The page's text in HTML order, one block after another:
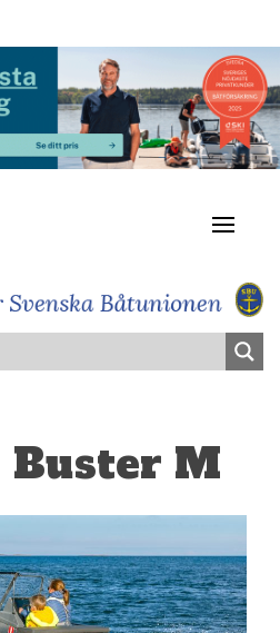
Buster M